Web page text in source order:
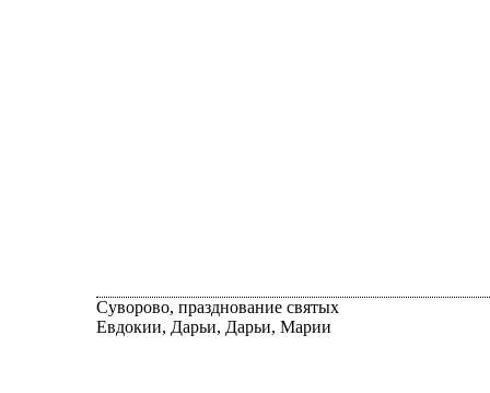
Суворово, празднование святых
Евдокии, Дарьи, Дарьи, Марии